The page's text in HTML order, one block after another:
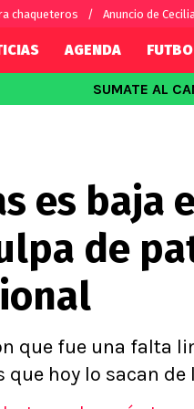
chaqueteros Anuncio de
por el mundo
Fútbol
Fútbol
AGENDA
SUMATE AL
es baja
de
que fue una falta
hoy lo sacan de